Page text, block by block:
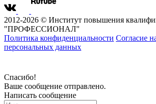
2012-2026 © Институт повышения
"ПРОФЕССИОНАЛ"
Политика конфиденциальности Согласие
персональных данных
Спасибо!
Ваше сообщение отправлено.
Написать сообщение